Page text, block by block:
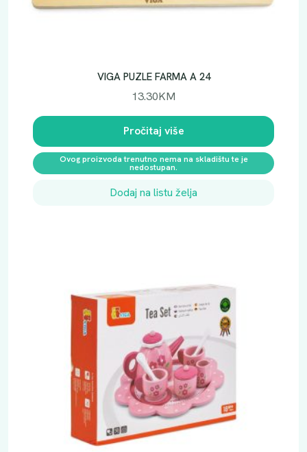
VIGA PUZLE FARMA A 24
13.30KM
Pročitaj više
Ovog proizvoda trenutno nema na skladištu te je
nedostupan.
Dodaj na listu želja